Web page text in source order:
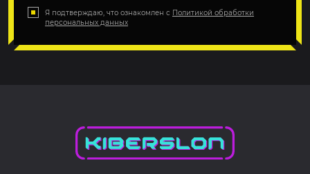
Я подтверждаю, что ознакомлен с Политикой обработки
персональных данных